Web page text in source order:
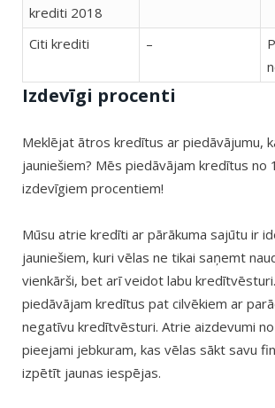
krediti 2018
Citi krediti –
Izdevīgi procenti
Meklējat ātros kredītus ar piedāvājumu,
jauniešiem? Mēs piedāvājam kredītus no
izdevīgiem procentiem!
Mūsu atrie kredīti ar pārākuma sajūtu ir
jauniešiem, kuri vēlas ne tikai saņemt
vienkārši, bet arī veidot labu
piedāvājam kredītus pat cilvēkiem ar
negatīvu kredītvēsturi. Atrie aizdevumi
pieejami jebkuram, kas vēlas sākt savu
izpētīt jaunas iespējas.